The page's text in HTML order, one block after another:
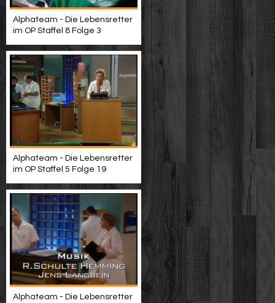
Alphateam - Die Lebensretter
im OP Staffel 8 Folge 3
Alphateam - Die Lebensretter
im OP Staffel 5 Folge 19
Alphateam - Die Lebensretter